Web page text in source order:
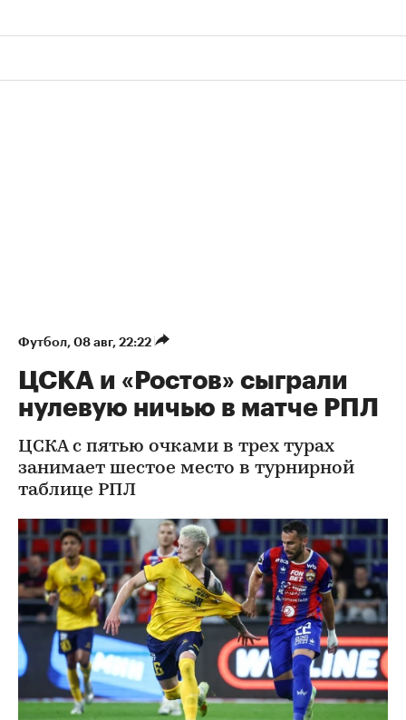
Футбол⁠, 08 авг, 22:22
ЦСКА и «Ростов» сыграли
нулевую ничью в матче РПЛ
ЦСКА с пятью очками в трех турах
занимает шестое место в турнирной
таблице РПЛ